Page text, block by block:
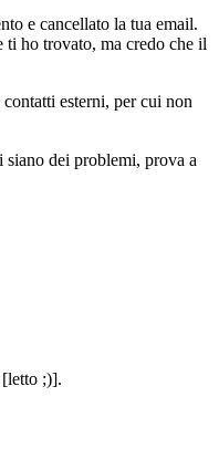
e cancellato la tua email.
ti ho trovato, ma credo che il
esterni, per cui non
siano dei problemi, prova a
;)].